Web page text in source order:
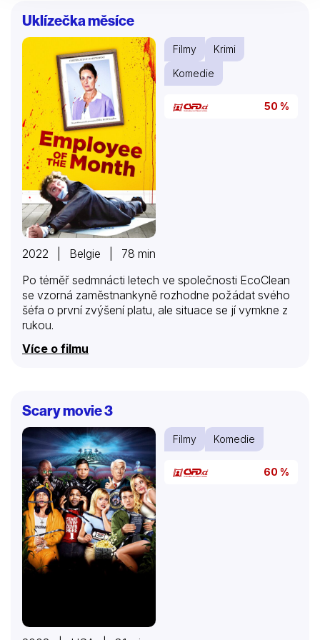
jsou přátelé, kteří půlku života strávili
zdokonalováním svých prodejních fíglů. Svou práci
povýšili na uměleckou disciplínu, přesto skončili na
dlažbě. Oba jsou produktem své generace, která
věřila v americký sen, tj….
Uklízečka měsíce
Filmy
Krimi
Komedie
50 %
2022 | Belgie | 78 min
Po téměř sedmnácti letech ve společnosti EcoClean
se vzorná zaměstnankyně rozhodne požádat svého
šéfa o první zvýšení platu, ale situace se jí vymkne z
rukou.
Více o filmu
Scary movie 3
Filmy Komedie
60 %